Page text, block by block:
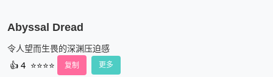
Abyssal Dread
令人望而生畏的深渊压迫感
👍 4 ⭐⭐⭐⭐ 复制 更多